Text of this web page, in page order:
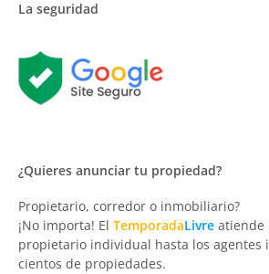
La seguridad
¿Quieres anunciar tu propiedad?
Propietario, corredor o inmobiliario?
¡No importa! El TemporadaLivre atiende
propietario individual hasta los agentes
cientos de propiedades.